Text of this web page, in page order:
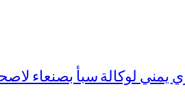
لوكالة سبأ بصنعاء